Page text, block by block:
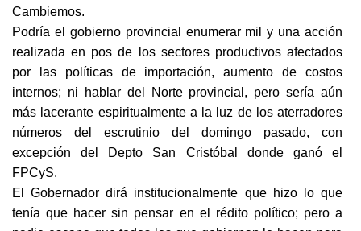
Cambiemos.
Podría el gobierno provincial enumerar mil y una acción
realizada en pos de los sectores productivos afectados
por las políticas de importación, aumento de costos
internos; ni hablar del Norte provincial, pero sería aún
más lacerante espiritualmente a la luz de los aterradores
números del escrutinio del domingo pasado, con
excepción del Depto San Cristóbal donde ganó el
FPCyS.
El Gobernador dirá institucionalmente que hizo lo que
tenía que hacer sin pensar en el rédito político; pero a